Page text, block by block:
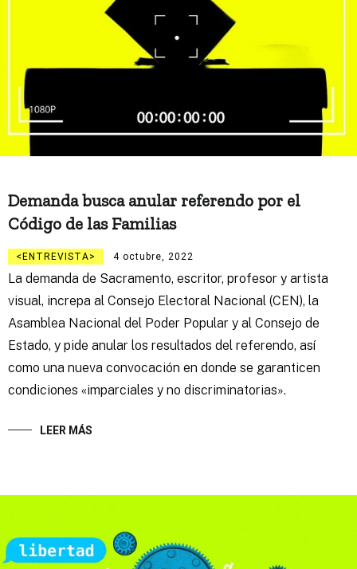
Demanda busca anular referendo por el
Código de las Familias
ENTREVISTA 4 octubre, 2022
La demanda de Sacramento, escritor, profesor y artista
visual, increpa al Consejo Electoral Nacional (CEN), la
Asamblea Nacional del Poder Popular y al Consejo de
Estado, y pide anular los resultados del referendo, así
como una nueva convocación en donde se garanticen
condiciones «imparciales y no discriminatorias».
LEER MÁS